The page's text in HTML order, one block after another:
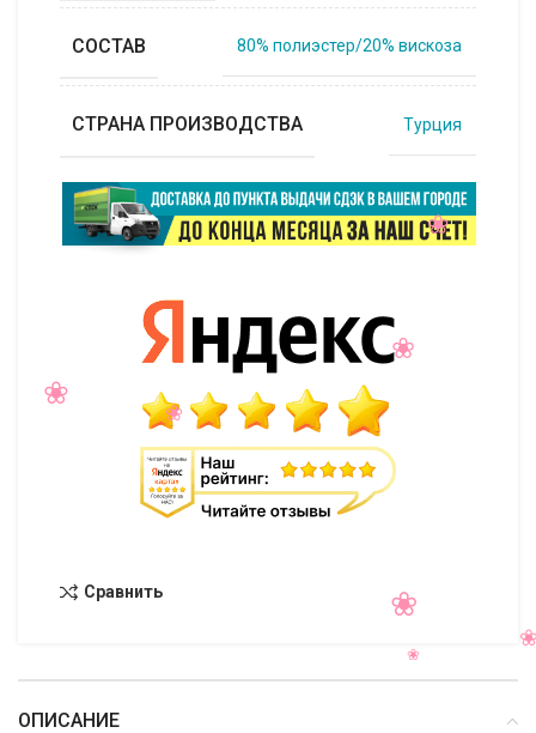
СОСТАВ 80% полиэстер/20% вискоза
СТРАНА ПРОИЗВОДСТВА Турция
Сравнить
ОПИСАНИЕ